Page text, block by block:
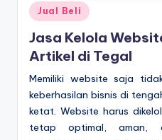
Posted
in
Jual Beli
Jasa Kelola
Artikel di Tegal
Memiliki website saja
keberhasilan bisnis di
ketat. Website harus
tetap optimal, aman,